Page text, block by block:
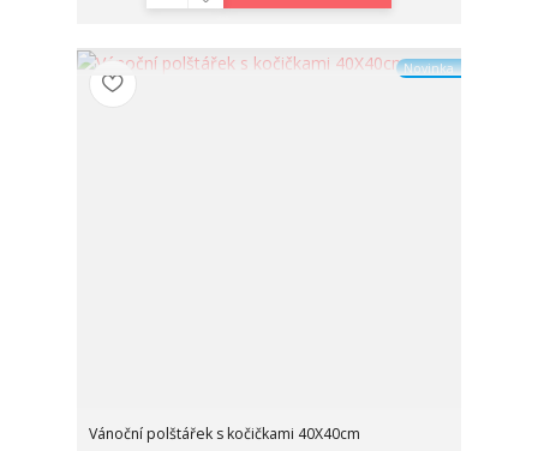
Novinka
Vánoční polštářek s kočičkami 40X40cm